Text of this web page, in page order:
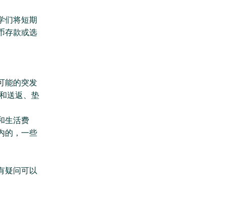
们将短期
存款或选
能的突发
送返、垫
生活费
的，一些
疑问可以